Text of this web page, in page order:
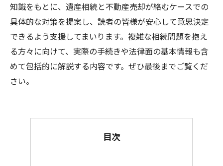
知識をもとに、遺産相続と不動産売却が絡むケースでの
具体的な対策を提案し、読者の皆様が安心して意思決定
できるよう支援してまいります。複雑な相続問題を抱え
る方々に向けて、実際の手続きや法律面の基本情報も含
めて包括的に解説する内容です。ぜひ最後までご覧くだ
さい。
目次